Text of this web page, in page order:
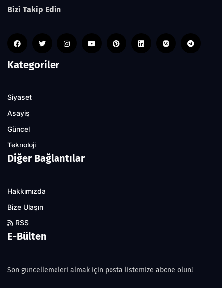
Bizi Takip Edin
Kategoriler
Siyaset
Asayiş
Güncel
Teknoloji
Diğer Bağlantılar
Hakkımızda
Bize Ulaşın
RSS
E-Bülten
Son güncellemeleri almak için posta listemize abone olun!